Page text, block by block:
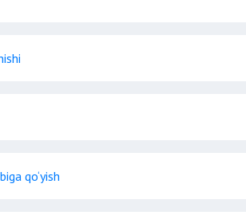
qo‘yish